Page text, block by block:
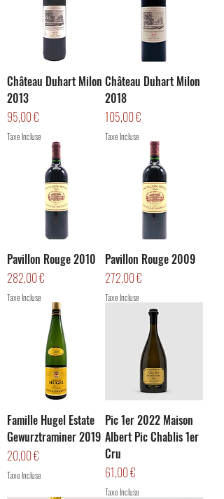
Château Duhart Milon
2013
Prix
95,00 €
Taxe Incluse
Château Duhart Milon
2018
Prix
105,00 €
Taxe Incluse
Pavillon Rouge 2010
Prix
282,00 €
Taxe Incluse
Pavillon Rouge 2009
Prix
272,00 €
Taxe Incluse
Famille Hugel Estate
Gewurztraminer 2019
Prix
20,00 €
Taxe Incluse
Pic 1er 2022 Maison
Albert Pic Chablis 1er
Cru
Prix
61,00 €
Taxe Incluse